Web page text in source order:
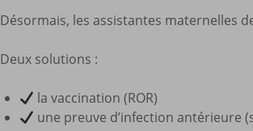
Désormais, les assistantes maternelles
Deux solutions :
la vaccination (ROR)
une preuve d’infection antérieure